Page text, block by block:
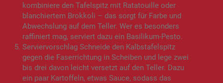
kombiniere den Tafelspitz mit Ratatouille oder
blanchiertem Brokkoli – das sorgt für Farbe und
Abwechslung auf dem Teller. Wer es besonders
raffiniert mag, serviert dazu ein Basilikum-Pesto.
Serviervorschlag Schneide den Kalbstafelspitz
gegen die Faserrichtung in Scheiben und lege zwei
bis drei davon leicht versetzt auf den Teller. Dazu
ein paar Kartoffeln, etwas Sauce, sodass das